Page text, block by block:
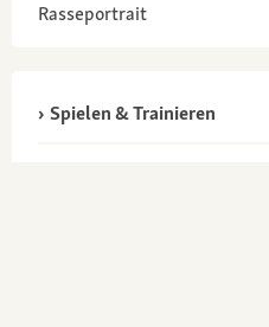
Rasseportrait
Spielen & Trainieren